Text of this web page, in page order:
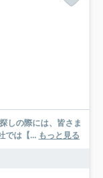
では【... もっと見る